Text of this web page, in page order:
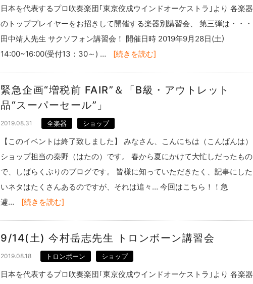
日本を代表するプロ吹奏楽団｢東京佼成ウインドオーケストラ｣より 各楽器
のトッププレイヤーをお招きして開催する楽器別講習会、 第三弾は・・・
田中靖人先生 サクソフォン講習会！ 開催日時 2019年9月28日(土)
14:00~16:00(受付13：30～) …
[続きを読む]
緊急企画“増税前 FAIR”＆「B級・アウトレット
品“スーパーセール”」
2019.08.31 全楽器 ショップ
【このイベントは終了致しました】 みなさん、こんにちは（こんばんは）
ショップ担当の秦野（はたの）です。 春から夏にかけて大忙しだったもの
で、しばらくぶりのブログです。 皆様に知っていただきたく、記事にした
いネタはたくさんあるのですが、それは追々… 今回はこちら！！急
遽…
[続きを読む]
9/14(土) 今村岳志先生 トロンボーン講習会
2019.08.18 トロンボーン ショップ
日本を代表するプロ吹奏楽団｢東京佼成ウインドオーケストラ｣より 各楽器